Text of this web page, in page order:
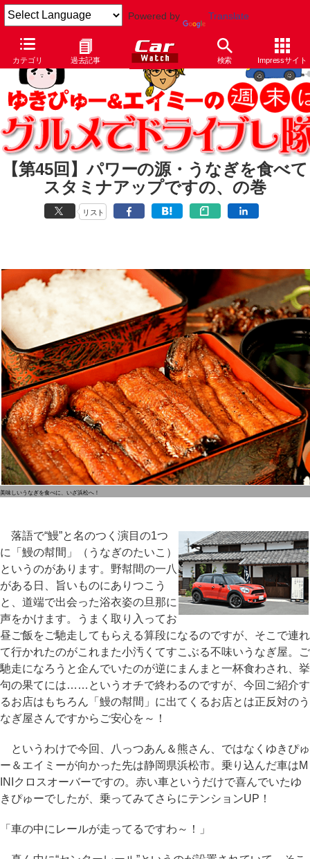
Powered by Translate
カテゴリ 過去記事 検索 Impressサイト
【第45回】パワーの源・うなぎを食べて
スタミナアップですの、の巻
リスト
美味しいうなぎを食べに、いざ浜松へ！
落語で“鰻”と名のつく演目の1つ
に「鰻の幇間」（うなぎのたいこ）
というのがあります。野幇間の一八
がある日、旨いものにありつこう
と、道端で出会った浴衣姿の旦那に
声をかけます。うまく取り入ってお
昼ご飯をご馳走してもらえる算段になるのですが、そこで連れ
て行かれたのがこれまた小汚くてすこぶる不味いうなぎ屋。ご
馳走になろうと企んでいたのが逆にまんまと一杯食わされ、挙
句の果てには……というオチで終わるのですが、今回ご紹介す
るお店はもちろん「鰻の幇間」に出てくるお店とは正反対のう
なぎ屋さんですからご安心を～！
というわけで今回、八っつあん＆熊さん、ではなくゆきぴゅ
ー＆エイミーが向かった先は静岡県浜松市。乗り込んだ車はM
INIクロスオーバーですの。赤い車というだけで喜んでいたゆ
きぴゅーでしたが、乗ってみてさらにテンションUP！
「車の中にレールが走ってるですわ～！」